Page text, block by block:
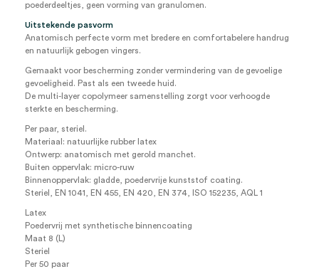
poederdeeltjes, geen vorming van granulomen.
Uitstekende pasvorm
Anatomisch perfecte vorm met bredere en comfortabelere handrug
en natuurlijk gebogen vingers.
Gemaakt voor bescherming zonder vermindering van de gevoelige
gevoeligheid. Past als een tweede huid.
De multi-layer copolymeer samenstelling zorgt voor verhoogde
sterkte en bescherming.
Per paar, steriel.
Materiaal: natuurlijke rubber latex
Ontwerp: anatomisch met gerold manchet.
Buiten oppervlak: micro-ruw
Binnenoppervlak: gladde, poedervrije kunststof coating.
Steriel, EN 1041, EN 455, EN 420, EN 374, ISO 152235, AQL 1
Latex
Poedervrij met synthetische binnencoating
Maat 8 (L)
Steriel
Per 50 paar